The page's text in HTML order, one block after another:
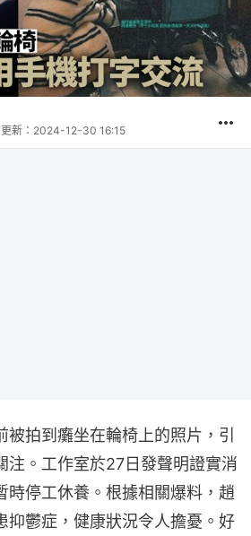
更新： 2024-12-30 16:15
被拍到癱坐在輪椅上的照片，引
注。工作室於27日發聲明證實消
時停工休養。根據相關爆料，趙
抑鬱症，健康狀況令人擔憂。好